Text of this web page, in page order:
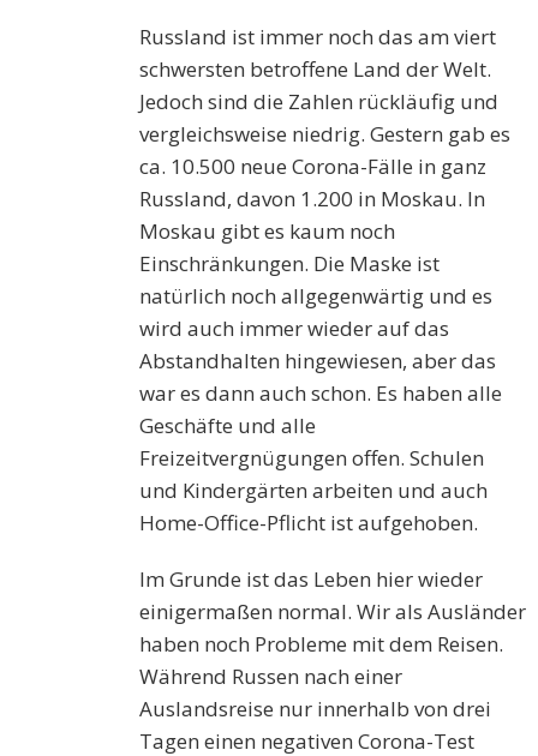
Russland ist immer noch das am viert
schwersten betroffene Land der Welt.
Jedoch sind die Zahlen rückläufig und
vergleichsweise niedrig. Gestern gab es
ca. 10.500 neue Corona-Fälle in ganz
Russland, davon 1.200 in Moskau. In
Moskau gibt es kaum noch
Einschränkungen. Die Maske ist
natürlich noch allgegenwärtig und es
wird auch immer wieder auf das
Abstandhalten hingewiesen, aber das
war es dann auch schon. Es haben alle
Geschäfte und alle
Freizeitvergnügungen offen. Schulen
und Kindergärten arbeiten und auch
Home-Office-Pflicht ist aufgehoben.
Im Grunde ist das Leben hier wieder
einigermaßen normal. Wir als Ausländer
haben noch Probleme mit dem Reisen.
Während Russen nach einer
Auslandsreise nur innerhalb von drei
Tagen einen negativen Corona-Test